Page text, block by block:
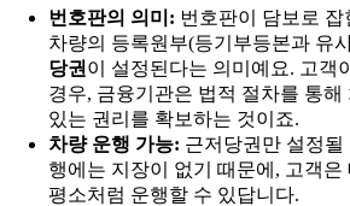
번호판의 의미: 번호판이 담보로
차량의 등록원부(등기부등본과 유
당권 이 설정된다는 의미예요. 고객
경우, 금융기관은 법적 절차를 통해
있는 권리를 확보하는 것이죠.
차량 운행 가능: 근저당권만 설정될
행에는 지장이 없기 때문에, 고객은
평소처럼 운행할 수 있답니다.